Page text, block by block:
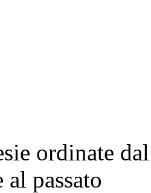
ordinate
al passato